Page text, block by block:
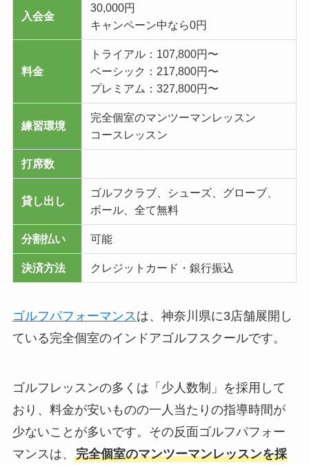
入会金
30,000円
キャンペーン中なら0円
料金
トライアル：107,800円〜
ベーシック：217,800円〜
プレミアム：327,800円〜
練習環境
完全個室のマンツーマンレッスン
コースレッスン
打席数
貸し出し
ゴルフクラブ、シューズ、グローブ、
ボール、全て無料
分割払い 可能
決済方法 クレジットカード・銀行振込
ゴルフパフォーマンス は、神奈川県に3店舗展開し
ている完全個室のインドアゴルフスクールです。
ゴルフレッスンの多くは「少人数制」を採用して
おり、料金が安いものの一人当たりの指導時間が
少ないことが多いです。その反面ゴルフパフォー
マンスは、 完全個室のマンツーマンレッスンを採